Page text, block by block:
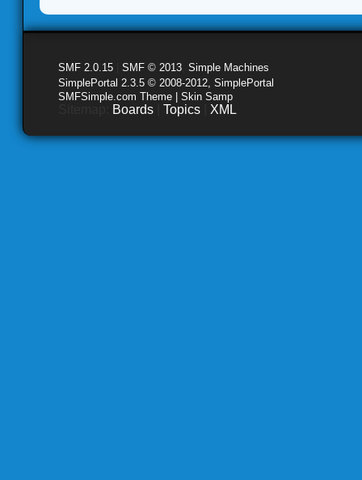
SMF 2.0.15 SMF © 2013 Simple Machines
SimplePortal 2.3.5 © 2008-2012, SimplePortal
SMFSimple.com Theme | Skin Samp
Boards Topics XML